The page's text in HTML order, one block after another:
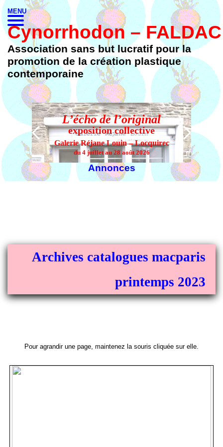
Cynorrhodon – FALDAC
Association sans but lucratif pour la
promotion de la création plastique
contemporaine
L’écho de l’original
exposition collective
Galerie Réjane Louin – Locquirec
du 4 juillet au 28 août 2026
Annonces
MENU